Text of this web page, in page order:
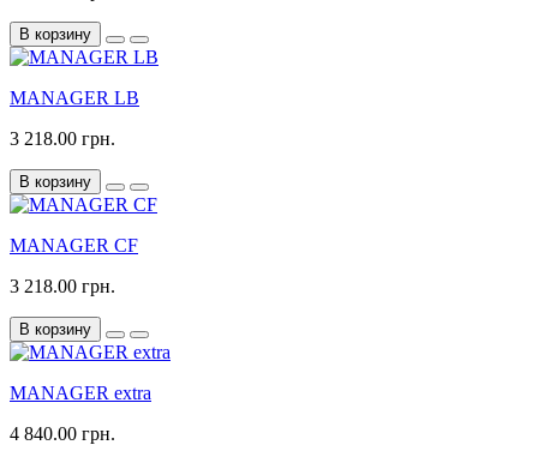
В корзину
MANAGER LB
3 218.00 грн.
В корзину
MANAGER CF
3 218.00 грн.
В корзину
MANAGER extra
4 840.00 грн.